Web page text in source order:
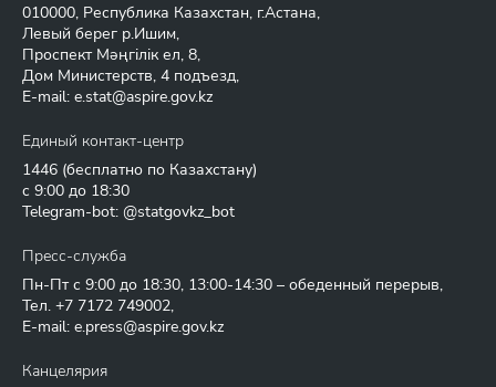
010000, Республика Казахстан, г.Астана,
Левый берег р.Ишим,
Проспект Мәңгілік ел, 8,
Дом Министерств, 4 подъезд,
E-mail: e.stat@aspire.gov.kz
Единый контакт-центр
1446 (бесплатно по Казахстану)
с 9:00 до 18:30
Telegram-bot: @statgovkz_bot
Пресс-служба
Пн-Пт с 9:00 до 18:30, 13:00-14:30 – обеденный перерыв,
Тел. +7 7172 749002,
E-mail: e.press@aspire.gov.kz
Канцелярия